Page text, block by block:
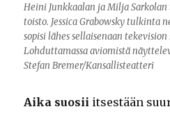
Heini Junkkaalan ja Milja
toisto. Jessica Grabowsky tulkinta
sopisi lähes sellaisenaan
Lohduttamassa aviomistä
Stefan Bremer/Kansallisteatteri
Aika suosii itsestään